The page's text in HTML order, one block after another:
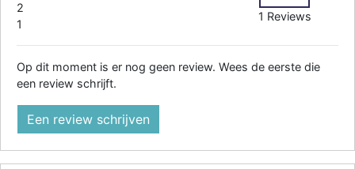
2
1
1 Reviews
Op dit moment is er nog geen review. Wees de eerste die
een review schrijft.
Een review schrijven